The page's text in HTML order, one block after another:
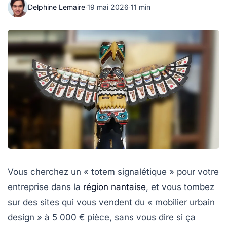
Delphine Lemaire·19 mai 2026·11 min
Vous cherchez un « totem signalétique » pour votre
entreprise dans la région nantaise, et vous tombez
sur des sites qui vous vendent du « mobilier urbain
design » à 5 000 € pièce, sans vous dire si ça